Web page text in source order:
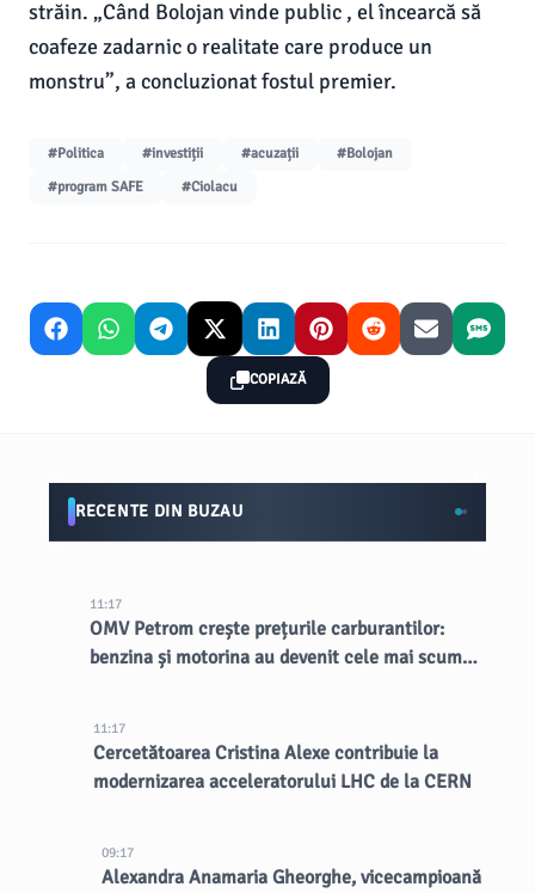
străin. „Când Bolojan vinde public , el încearcă să
coafeze zadarnic o realitate care produce un
monstru”, a concluzionat fostul premier.
#Politica #investiții #acuzații
#Bolojan
#program SAFE
#Ciolacu
COPIAZĂ
RECENTE DIN BUZAU
11:17
OMV Petrom crește prețurile carburantilor:
benzina și motorina au devenit cele mai scumpe
11:17
Cercetătoarea Cristina Alexe contribuie la
modernizarea acceleratorului LHC de la CERN
09:17
Alexandra Anamaria Gheorghe, vicecampioană